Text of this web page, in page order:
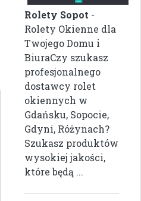
Rolety Sopot -
Rolety Okienne dla
Twojego Domu i
BiuraCzy szukasz
profesjonalnego
dostawcy rolet
okiennych w
Gdańsku, Sopocie,
Gdyni, Różynach?
Szukasz produktów
wysokiej jakości,
które będą ...